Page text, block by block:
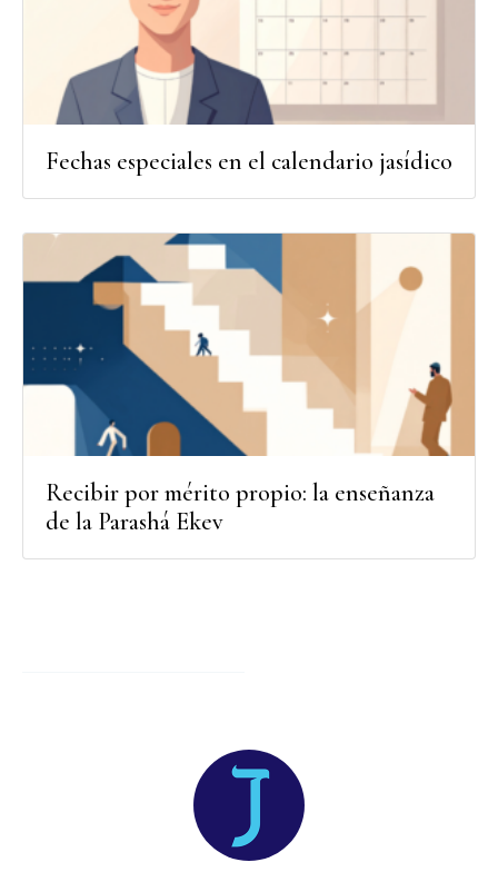
Fechas especiales en el calendario jasídico
Recibir por mérito propio: la enseñanza
de la Parashá Ekev